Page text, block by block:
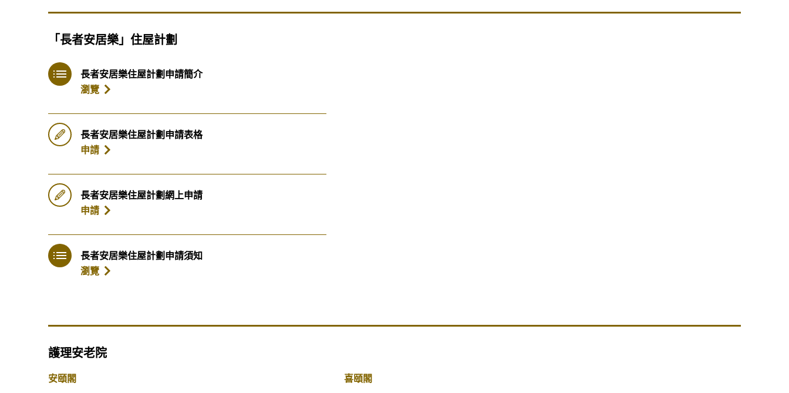
「長者安居樂」住屋計劃
長者安居樂住屋計劃申請簡介
瀏覽
長者安居樂住屋計劃申請表格
申請
長者安居樂住屋計劃網上申請
申請
長者安居樂住屋計劃申請須知
瀏覽
護理安老院
安頤閣 喜頤閣